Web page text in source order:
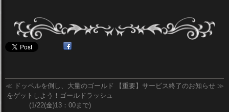
≪ ドッペルを倒し、大量のゴールド
をゲットしよう！ゴールドラッシュ
(1/22(金)13：00まで)
【重要】サービス終了のお知らせ ≫